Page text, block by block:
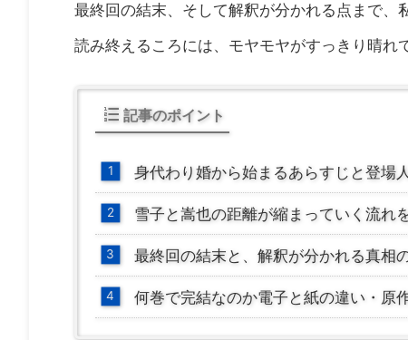
最終回の結末、そして解釈が分かれる点まで、
読み終えるころには、モヤモヤがすっきり晴れ
記事のポイント
身代わり婚から始まるあらすじと登場
雪子と嵩也の距離が縮まっていく流れ
最終回の結末と、解釈が分かれる真相
何巻で完結なのか電子と紙の違い・原